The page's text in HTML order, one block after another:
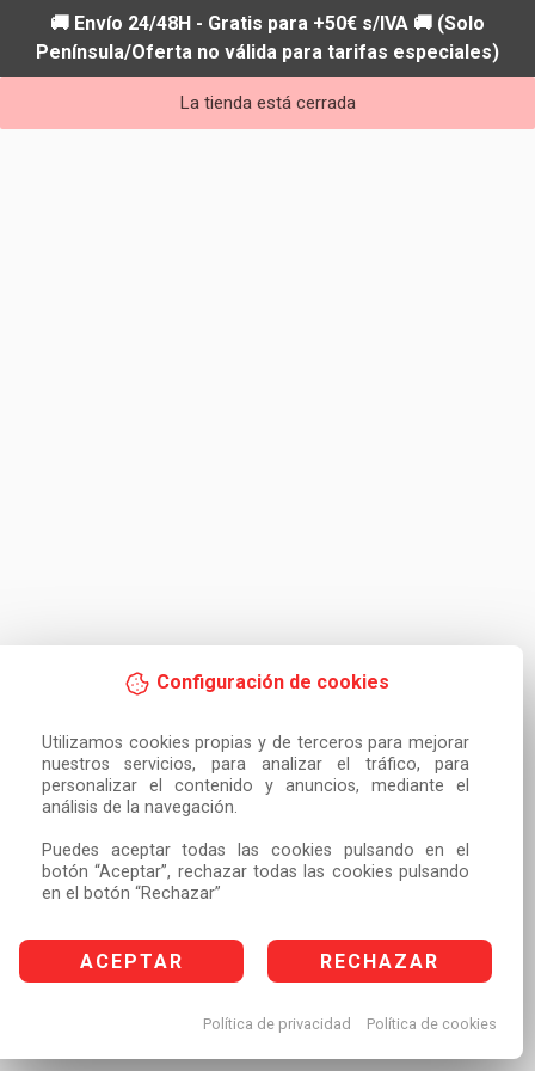
Configuración de cookies
Utilizamos cookies propias y de terceros para mejorar
nuestros servicios, para analizar el tráfico, para
personalizar el contenido y anuncios, mediante el
análisis de la navegación.
Puedes aceptar todas las cookies pulsando en el
botón “Aceptar”, rechazar todas las cookies pulsando
en el botón “Rechazar”
ACEPTAR RECHAZAR
Política de privacidad Política de cookies
🚚 Envío 24/48H - Gratis para +50€ s/IVA 🚚 (Solo
Península/Oferta no válida para tarifas especiales)
La tienda está cerrada